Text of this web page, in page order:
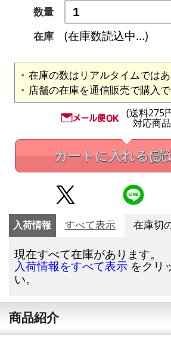
数量
在庫
(在庫数読込中...)
在庫の数はリアルタイムではあ
店舗の在庫を通信販売で購入で
(送料275
対応商品
カートに入れる(読
入荷情報 すべて表示 在庫切
現在すべて在庫があります。
入荷情報をすべて表示 をクリ
い。
商品紹介